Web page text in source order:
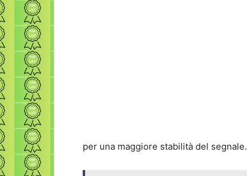
per una maggiore stabilità del segnale.